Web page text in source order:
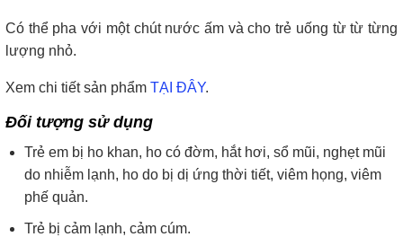
Có thể pha với một chút nước ấm và cho trẻ uống từ từ từng
lượng nhỏ.
Xem chi tiết sản phẩm TẠI ĐÂY.
Đối tượng sử dụng
Trẻ em bị ho khan, ho có đờm, hắt hơi, sổ mũi, nghẹt mũi
do nhiễm lạnh, ho do bị dị ứng thời tiết, viêm họng, viêm
phế quản.
Trẻ bị cảm lạnh, cảm cúm.